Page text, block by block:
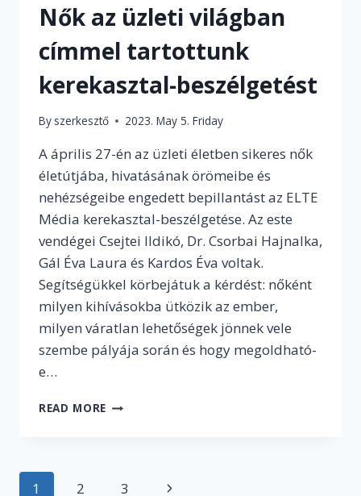
Nők az üzleti világban
címmel tartottunk
kerekasztal-beszélgetést
By szerkesztő 2023. May 5. Friday
A április 27-én az üzleti életben sikeres nők
életútjába, hivatásának örömeibe és
nehézségeibe engedett bepillantást az ELTE
Média kerekasztal-beszélgetése. Az este
vendégei Csejtei Ildikó, Dr. Csorbai Hajnalka,
Gál Éva Laura és Kardos Éva voltak.
Segítségükkel körbejátuk a kérdést: nőként
milyen kihívásokba ütközik az ember,
milyen váratlan lehetőségek jönnek vele
szembe pályája során és hogy megoldható-
e…
READ MORE NŐK
TARTOTTUNK
Page
1 2 3 Next